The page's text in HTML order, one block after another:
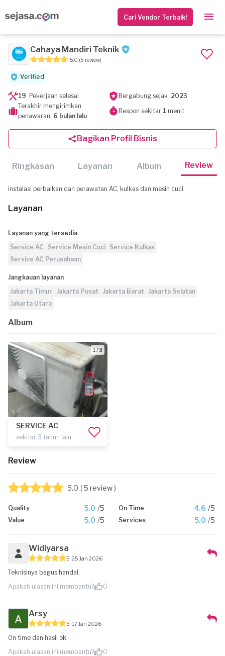
Cari Vendor Terbaik!
Cahaya Mandiri Teknik
5.0 (5 review)
Verified
19 Pekerjaan selesai Bergabung sejak 2023
Terakhir mengirimkan
penawaran 6 bulan lalu
Respon sekitar 1 menit
Bagikan Profil Bisnis
Ringkasan Layanan Album Review
instalasi perbaikan dan perawatan AC, kulkas dan mesin cuci
Layanan
Layanan yang tersedia
Service AC
Service Mesin Cuci Service Kulkas
Service AC Perusahaan
Jangkauan layanan
Jakarta Timur
Jakarta Pusat Jakarta Barat
Jakarta Selatan
Jakarta Utara
Album
1 / 3
SERVICE AC
sekitar 3 tahun lalu
Review
5.0 ( 5 review )
Quality 5.0 /5 On Time 4.6 /5
Value 5.0 /5 Services 5.0 /5
Widiyarsa
5 25 Jan 2026
Teknisinya bagus handal.
Apakah ulasan ini membantu?
0
Arsy
5 17 Jan 2026
On time dan hasil ok
Apakah ulasan ini membantu?
0